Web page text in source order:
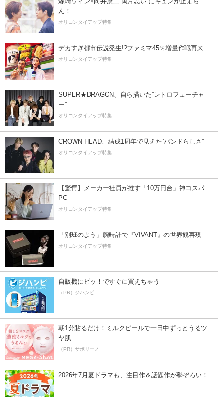
ん！
オリコンタイアップ特集
デカすぎ都市伝説発生!?ファミマ45％増量作戦再来
オリコンタイアップ特集
SUPER★DRAGON、自ら描いた”レトロフューチャ
ー”
オリコンタイアップ特集
CROWN HEAD、結成1周年で見えた”バンドらしさ”
オリコンタイアップ特集
【驚愕】メーカー社員が推す「10万円台」神コスパ
PC
オリコンタイアップ特集
「別班のよう」腕時計で『VIVANT』の世界観再現
オリコンタイアップ特集
自販機にピッ！ですぐに買えちゃう
（PR）ジハンピ
朝1分貼るだけ！ミルクピールで一日中ずっとうるツ
ヤ肌
（PR）サボリーノ
2026年7月夏ドラマも、注目作＆話題作が勢ぞろい！